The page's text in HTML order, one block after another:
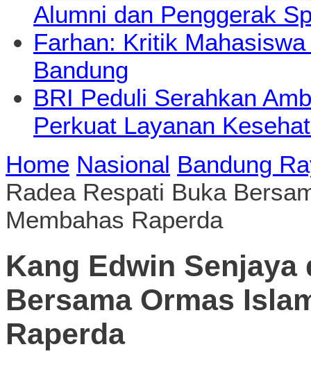
Alumni dan Penggerak
Farhan: Kritik
Bandung
BRI Peduli Serahkan
Perkuat Layanan
Home Nasional Bandung
Radea Respati Buka
Membahas Raperda
Kang Edwin Senjaya
Bersama Ormas
Raperda